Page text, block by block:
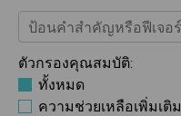
ตัวกรองคุณสมบัติ:
ทั้งหมด
ความช่วยเหลือเพิ่มเติม